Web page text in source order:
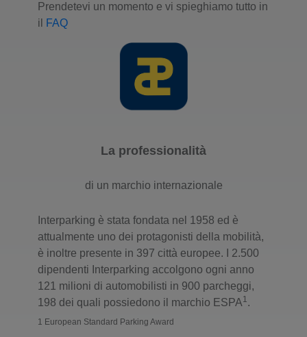
Prendetevi un momento e vi spieghiamo tutto in
il
FAQ
La professionalità
di un marchio internazionale
Interparking è stata fondata nel 1958 ed è
attualmente uno dei protagonisti della mobilità,
è inoltre presente in 397 città europee. I 2.500
dipendenti Interparking accolgono ogni anno
121 milioni di automobilisti in 900 parcheggi,
198 dei quali possiedono il marchio ESPA1.
1 European Standard Parking Award